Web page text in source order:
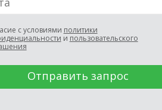
с условиями политики
и пользовательского